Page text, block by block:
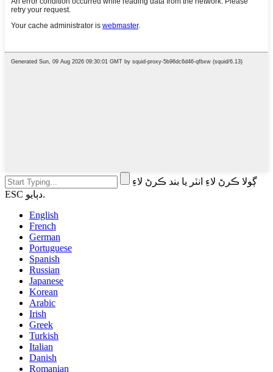
ڳولا ڪرڻ لاءِ انٽر يا بند ڪرڻ لاءِ
ESC دٻايو.
English
French
German
Portuguese
Spanish
Russian
Japanese
Korean
Arabic
Irish
Greek
Turkish
Italian
Danish
Romanian